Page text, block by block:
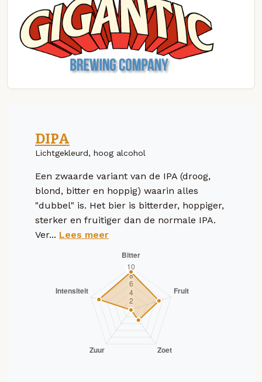
DIPA
Lichtgekleurd, hoog alcohol
Een zwaarde variant van de IPA (droog,
blond, bitter en hoppig) waarin alles
"dubbel" is. Het bier is bitterder, hoppiger,
sterker en fruitiger dan de normale IPA.
Ver... Lees meer